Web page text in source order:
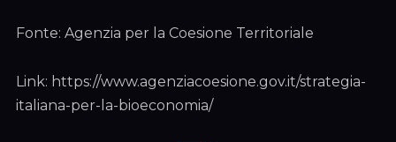
Fonte: Agenzia per la Coesione Territoriale
Link: https://www.agenziacoesione.gov.it/strategia-
italiana-per-la-bioeconomia/